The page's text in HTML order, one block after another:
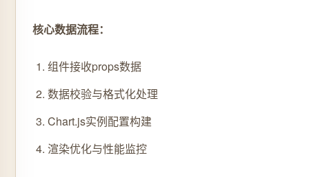
核心数据流程：
组件接收props数据
数据校验与格式化处理
Chart.js实例配置构建
渲染优化与性能监控